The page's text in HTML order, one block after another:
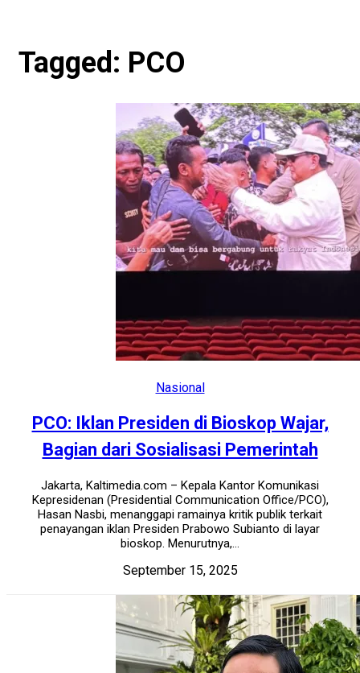
Tagged: PCO
Nasional
PCO: Iklan Presiden di Bioskop Wajar,
Bagian dari Sosialisasi Pemerintah
Jakarta, Kaltimedia.com – Kepala Kantor Komunikasi
Kepresidenan (Presidential Communication Office/PCO),
Hasan Nasbi, menanggapi ramainya kritik publik terkait
penayangan iklan Presiden Prabowo Subianto di layar
bioskop. Menurutnya,...
September 15, 2025